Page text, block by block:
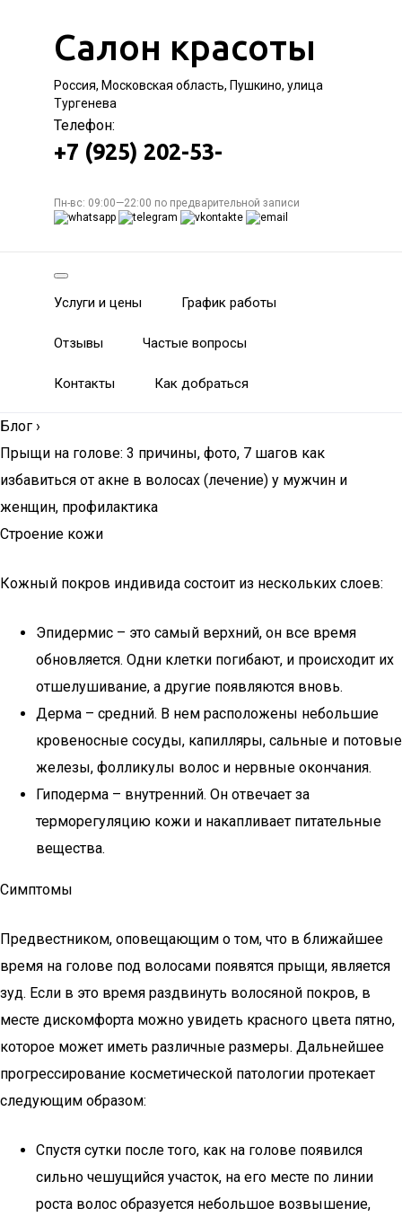
Салон красоты
Россия, Московская область, Пушкино, улица
Тургенева
Телефон:
+7 (925) 202-53-
Пн-вс: 09:00—22:00 по предварительной записи
Услуги и цены График работы
Отзывы Частые вопросы
Контакты Как добраться
Блог ›
Прыщи на голове: 3 причины, фото, 7 шагов как
избавиться от акне в волосах (лечение) у мужчин и
женщин, профилактика
Строение кожи
Кожный покров индивида состоит из нескольких слоев:
Эпидермис – это самый верхний, он все время
обновляется. Одни клетки погибают, и происходит их
отшелушивание, а другие появляются вновь.
Дерма – средний. В нем расположены небольшие
кровеносные сосуды, капилляры, сальные и потовые
железы, фолликулы волос и нервные окончания.
Гиподерма – внутренний. Он отвечает за
терморегуляцию кожи и накапливает питательные
вещества.
Симптомы
Предвестником, оповещающим о том, что в ближайшее
время на голове под волосами появятся прыщи, является
зуд. Если в это время раздвинуть волосяной покров, в
месте дискомфорта можно увидеть красного цвета пятно,
которое может иметь различные размеры. Дальнейшее
прогрессирование косметической патологии протекает
следующим образом:
Спустя сутки после того, как на голове появился
сильно чешущийся участок, на его месте по линии
роста волос образуется небольшое возвышение,